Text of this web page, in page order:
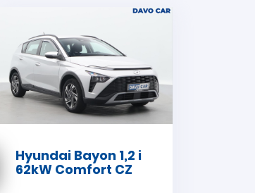
Hyundai Bayon 1,2 i
62kW Comfort CZ